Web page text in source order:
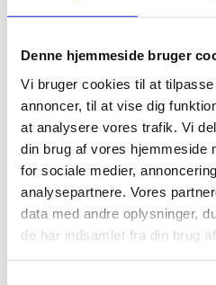
Denne hjemmeside bruger
Vi bruger cookies til at
annoncer, til at vise dig
at analysere vores trafik. Vi
din brug af vores hjemmeside
for sociale medier,
analysepartnere. Vores
data med andre oplysninger,
de har indsamlet fra din brug
Beslutningen om at flytte dele af
forbindelse med regeringens første
arbejdspladser "Bedre Balance –
borgere og virksomheder".